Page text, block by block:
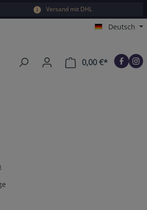
Versand mit DHL
Deutsch
0,00 €*Warenkorb